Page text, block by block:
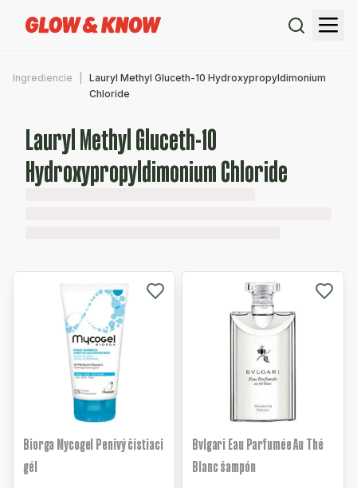
Ingrediencie
Lauryl Methyl Gluceth-10 Hydroxypropyldimonium
Chloride
Lauryl Methyl Gluceth-10
Hydroxypropyldimonium Chloride
Biorga Mycogel Penivý čistiaci
gél
Bvlgari Eau Parfumée Au Thé
Blanc šampón